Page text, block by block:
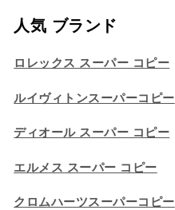
人気 ブランド
ロレックス スーパー コピー
ルイヴィトンスーパーコピー
ディオール スーパー コピー
エルメス スーパー コピー
クロムハーツスーパーコピー